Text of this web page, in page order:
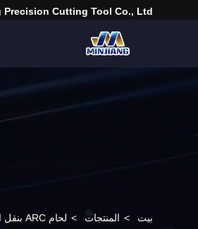
Cutting Tool Co., Ltd.
بيت > المنتجات > لحام ARC بنقل البلازما